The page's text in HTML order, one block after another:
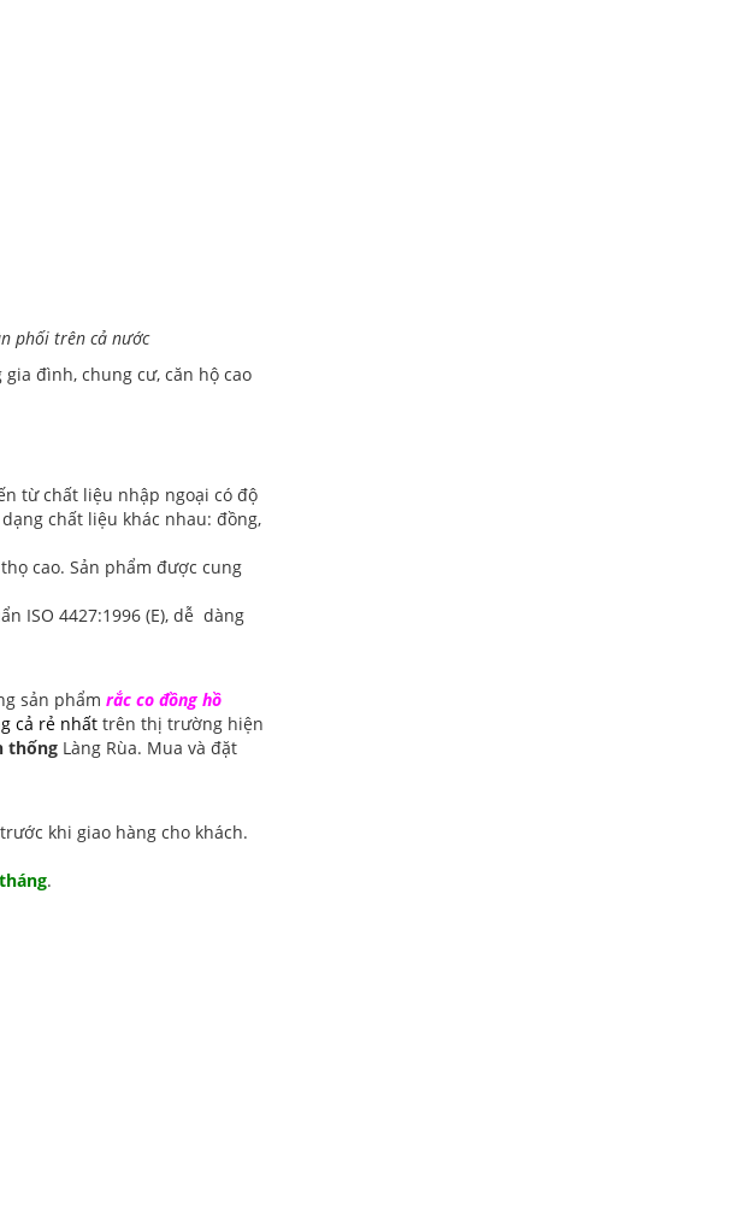
phối trên cả nước
đình, chung cư, căn hộ cao
từ chất liệu nhập ngoại có độ
chất liệu khác nhau: đồng,
cao. Sản phẩm được cung
ISO 4427:1996 (E), dễ dàng
sản phẩm rắc co đồng hồ
cả rẻ nhất trên thị trường hiện
thống Làng Rùa. Mua và đặt
khi giao hàng cho khách.
.